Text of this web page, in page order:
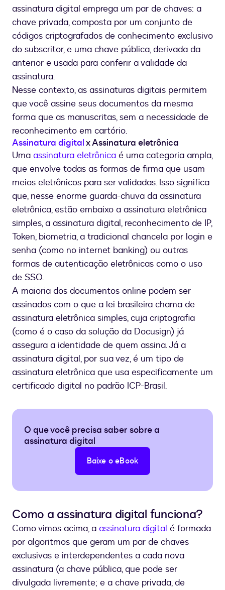
assinatura digital emprega um par de chaves: a
chave privada, composta por um conjunto de
códigos criptografados de conhecimento exclusivo
do subscritor, e uma chave pública, derivada da
anterior e usada para conferir a validade da
assinatura.
Nesse contexto, as assinaturas digitais permitem
que você assine seus documentos da mesma
forma que as manuscritas, sem a necessidade de
reconhecimento em cartório.
Assinatura digitalx Assinatura eletrônica
Uma assinatura eletrônica é uma categoria ampla,
que envolve todas as formas de firma que usam
meios eletrônicos para ser validadas. Isso significa
que, nesse enorme guarda-chuva da assinatura
eletrônica, estão embaixo a assinatura eletrônica
simples, a assinatura digital, reconhecimento de IP,
Token, biometria, a tradicional chancela por login e
senha (como no internet banking) ou outras
formas de autenticação eletrônicas como o uso
de SSO.
A maioria dos documentos online podem ser
assinados com o que a lei brasileira chama de
assinatura eletrônica simples, cuja criptografia
(como é o caso da solução da Docusign) já
assegura a identidade de quem assina. Já a
assinatura digital, por sua vez, é um tipo de
assinatura eletrônica que usa especificamente um
certificado digital no padrão ICP-Brasil.
O que você precisa saber sobre a
assinatura digital
Baixe o eBook
Como a assinatura digital funciona?
Como vimos acima, a assinatura digital é formada
por algoritmos que geram um par de chaves
exclusivas e interdependentes a cada nova
assinatura (a chave pública, que pode ser
divulgada livremente; e a chave privada, de